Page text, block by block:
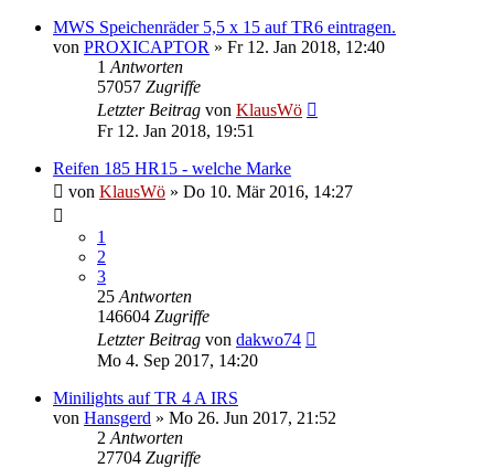
MWS Speichenräder 5,5 x 15 auf TR6 eintragen.
von PROXICAPTOR » Fr 12. Jan 2018, 12:40
1 Antworten
57057 Zugriffe
Letzter Beitrag von KlausWö
Fr 12. Jan 2018, 19:51
Reifen 185 HR15 - welche Marke
von KlausWö » Do 10. Mär 2016, 14:27
1
2
3
25 Antworten
146604 Zugriffe
Letzter Beitrag von dakwo74
Mo 4. Sep 2017, 14:20
Minilights auf TR 4 A IRS
von Hansgerd » Mo 26. Jun 2017, 21:52
2 Antworten
27704 Zugriffe